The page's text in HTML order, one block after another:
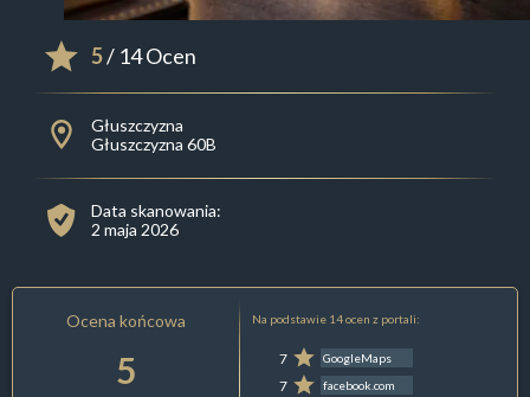
5/ 14 Ocen
Głuszczyzna
Głuszczyzna 60B
Data skanowania:
2 maja 2026
Ocena końcowa
5
Na podstawie 14 ocen z portali:
7 GoogleMaps
7 facebook.com